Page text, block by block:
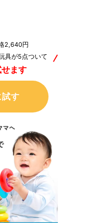
2,640円
具が5点ついて
ます
す